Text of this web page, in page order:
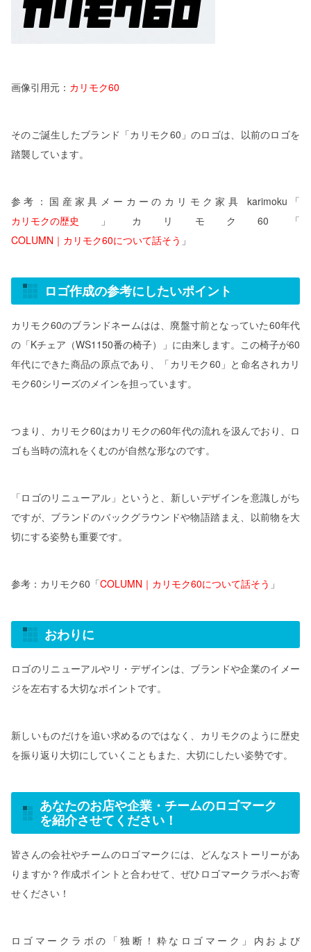
画像引用元： カリモク60
そのご誕生したブランド「カリモク60」のロゴは、以前のロゴを
踏襲しています。
参考：国産家具メーカーのカリモク家具 karimoku「
カリモクの歴史 」カリモク60「
COLUMN｜カリモク60について話そう 」
ロゴ作成の参考にしたいポイント
カリモク60のブランドネームはは、廃盤寸前となっていた60年代
の「Kチェア（WS1150番の椅子）」に由来します。この椅子が60
年代にできた商品の原点であり、「カリモク60」と命名されカリ
モク60シリーズのメインを担っています。
つまり、カリモク60はカリモクの60年代の流れを汲んでおり、ロ
ゴも当時の流れをくむのが自然な形なのです。
「ロゴのリニューアル」というと、新しいデザインを意識しがち
ですが、ブランドのバックグラウンドや物語踏まえ、以前物を大
切にする姿勢も重要です。
参考：カリモク60「COLUMN｜カリモク60について話そう 」
おわりに
ロゴのリニューアルやリ・デザインは、ブランドや企業のイメー
ジを左右する大切なポイントです。
新しいものだけを追い求めるのではなく、カリモクのように歴史
を振り返り大切にしていくこともまた、大切にしたい姿勢です。
あなたのお店や企業・チームのロゴマーク
を紹介させてください！
皆さんの会社やチームのロゴマークには、どんなストーリーがあ
りますか？作成ポイントと合わせて、ぜひロゴマークラボへお寄
せください！
ロゴマークラボの「独断！粋なロゴマーク」内および